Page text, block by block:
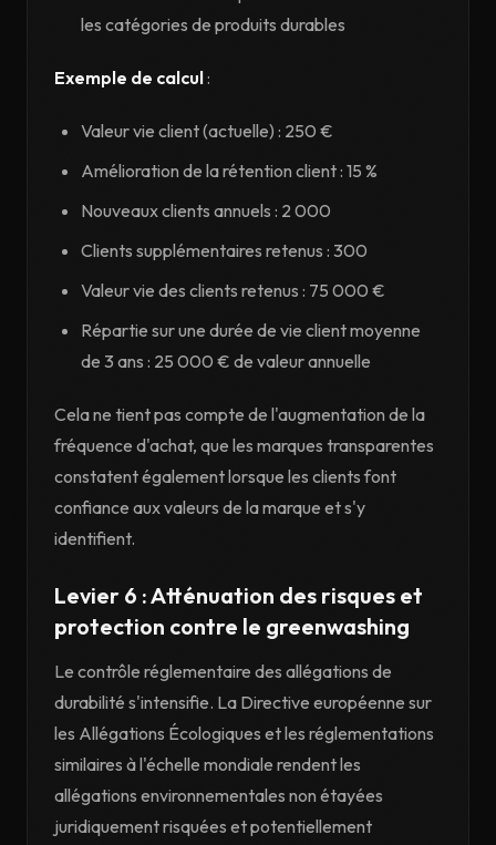
les catégories de produits durables
Exemple de calcul:
Valeur vie client (actuelle) : 250 €
Amélioration de la rétention client : 15 %
Nouveaux clients annuels : 2 000
Clients supplémentaires retenus : 300
Valeur vie des clients retenus : 75 000 €
Répartie sur une durée de vie client moyenne
de 3 ans : 25 000 € de valeur annuelle
Cela ne tient pas compte de l'augmentation de la
fréquence d'achat, que les marques transparentes
constatent également lorsque les clients font
confiance aux valeurs de la marque et s'y
identifient.
Levier 6 : Atténuation des risques et
protection contre le greenwashing
Le contrôle réglementaire des allégations de
durabilité s'intensifie. La Directive européenne sur
les Allégations Écologiques et les réglementations
similaires à l'échelle mondiale rendent les
allégations environnementales non étayées
juridiquement risquées et potentiellement